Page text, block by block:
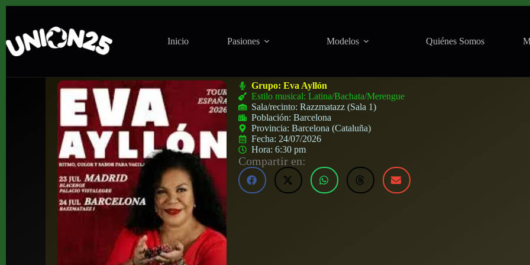
Inicio Pasiones Modelos Quiénes Somos
Grupo:Eva Ayllón
Estilo musical: Latina/Bachata/Merengue
Sala/recinto:Razzmatazz (Sala 1)
Población:Barcelona
Provincia:Barcelona (Cataluña)
Fecha: 24/07/2026
Hora:6:30 pm
Compartir en: